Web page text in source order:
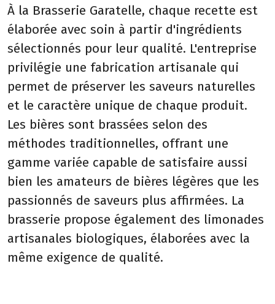
À la Brasserie Garatelle, chaque recette est
élaborée avec soin à partir d'ingrédients
sélectionnés pour leur qualité. L'entreprise
privilégie une fabrication artisanale qui
permet de préserver les saveurs naturelles
et le caractère unique de chaque produit.
Les bières sont brassées selon des
méthodes traditionnelles, offrant une
gamme variée capable de satisfaire aussi
bien les amateurs de bières légères que les
passionnés de saveurs plus affirmées. La
brasserie propose également des limonades
artisanales biologiques, élaborées avec la
même exigence de qualité.